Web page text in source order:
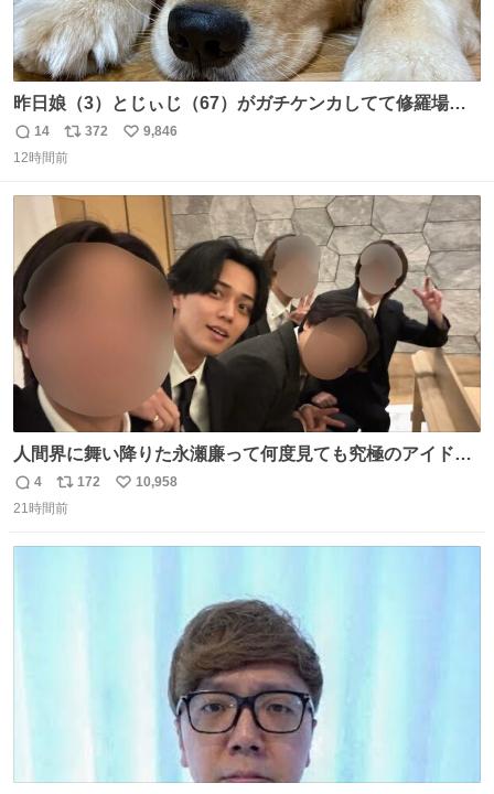
昨日娘（3）とじぃじ（67）がガチケンカしてて修羅場だ
ったんだけど、ふぉるては可能な限り平たくなってまし
た。犬が1番空気読める。
返
信
14
リ
ポ
数
372
い
数
9,846
12時間前
人間界に舞い降りた永瀬廉って何度見ても究極のアイドル
過ぎてずっと味する。美味い。
返
信
4
リ
ポ
172
い
10,958
21時間前